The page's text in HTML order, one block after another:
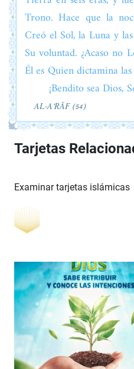
Trono. Hace que la
Creó el Sol, la Luna y
Su voluntad. ¿Acaso no
Él es Quien dictamina
¡Bendito sea Dios,
AL‑A‘RĀF (54)
Tarjetas
Examinar tarjetas islámicas